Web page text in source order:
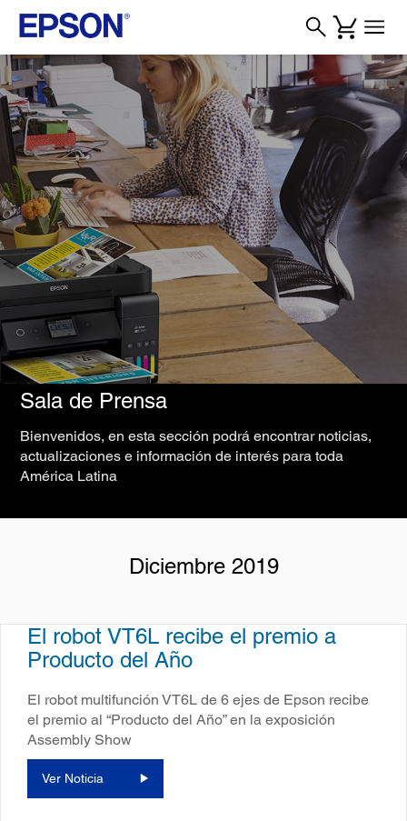
Sala de Prensa
Bienvenidos, en esta sección podrá encontrar noticias,
actualizaciones e información de interés para toda
América Latina
Diciembre 2019
El robot VT6L recibe el premio a
Producto del Año
El robot multifunción VT6L de 6 ejes de Epson recibe
el premio al “Producto del Año” en la exposición
Assembly Show
Ver Noticia